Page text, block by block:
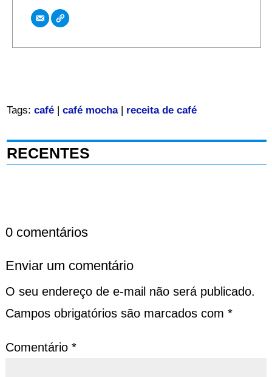
Tags: café| café mocha| receita de café
RECENTES
0 comentários
Enviar um comentário
O seu endereço de e-mail não será publicado.
Campos obrigatórios são marcados com *
Comentário *